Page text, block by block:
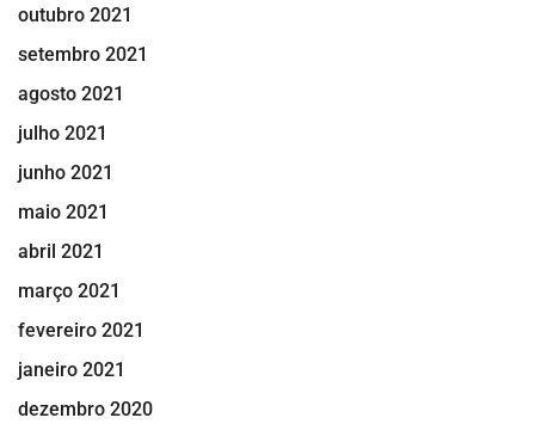
outubro 2021
setembro 2021
agosto 2021
julho 2021
junho 2021
maio 2021
abril 2021
março 2021
fevereiro 2021
janeiro 2021
dezembro 2020